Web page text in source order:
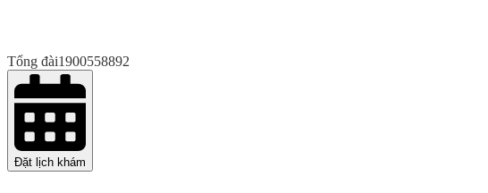
Tổng đài1900558892
Đặt lịch khám